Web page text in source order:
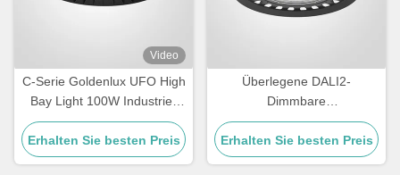
Video
C-Serie Goldenlux UFO High
Bay Light 100W Industrie-
High Bay Led-Leuchten
Erhalten Sie besten Preis
Überlegene DALI2-
Dimmbare
Hochlagerbeleuchtung für
Lager
Erhalten Sie besten Preis